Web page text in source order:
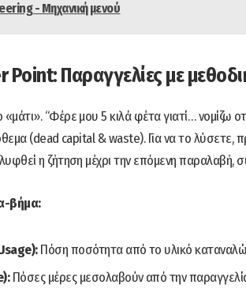
- Μηχανική μενού
Παραγγελίες με
“Φέρε μου 5 κιλά φέτα γιατί… νομίζω
(dead capital & waste). Για να το λύσετε,
η ζήτηση μέχρι την επόμενη παραλαβή,
βήμα:
Πόση ποσότητα από το υλικό
Πόσες μέρες μεσολαβούν από την